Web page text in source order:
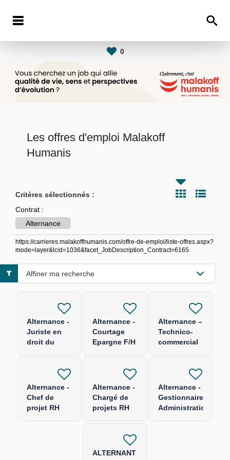
0
Les offres d'emploi Malakoff
Humanis
Critères sélectionnés :
Contrat :
Alternance
https://carrieres.malakoffhumanis.com/offre-de-emploi/liste-offres.aspx?
mode=layer&lcid=1036&facet_JobDescription_Contract=6165
Alternance -
Juriste en
droit du
Alternance -
Courtage
Epargne F/H
Alternance –
Technico-
commercial
Alternance -
Chef de
projet RH
Alternance -
Chargé de
projets RH
Alternance -
Gestionnaire
Administration
ALTERNANT
Affiner ma recherche